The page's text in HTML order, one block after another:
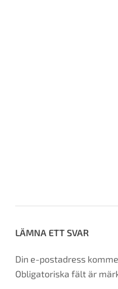
LÄMNA ETT SVAR
Din e-postadress
Obligatoriska fält är